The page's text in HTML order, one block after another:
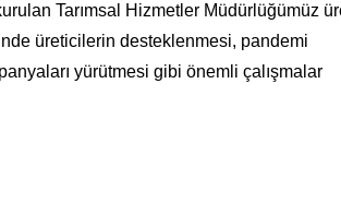
Tarımsal Hizmetler Müdürlüğümüz
üreticilerin desteklenmesi, pandemi
yürütmesi gibi önemli çalışmalar